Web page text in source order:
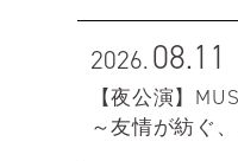
2026.08.11
【夜公演】
～友情が紡ぐ